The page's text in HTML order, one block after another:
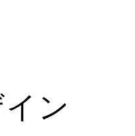
ン